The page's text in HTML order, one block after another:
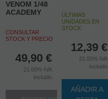
VENOM 1/48
ACADEMY
CONSULTAR
STOCK Y PRECIO
49,90 €
21.00% IVA
incluido
ÚLTIMAS
UNIDADES EN
STOCK
12,39 €
21.00% IVA
incluido
AÑADIR A